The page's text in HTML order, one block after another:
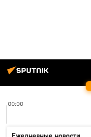
00:00